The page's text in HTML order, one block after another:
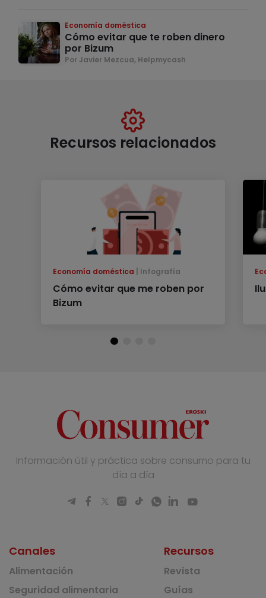
Economía doméstica
Cómo evitar que te roben dinero
por Bizum
Por Javier Mezcua, Helpmycash
Recursos relacionados
Economía doméstica Infografía
Cómo evitar que me roben por
Bizum
Información útil y práctica sobre consumo para tu
día a día
Canales
Alimentación
Seguridad alimentaria
Recursos
Revista
Guías